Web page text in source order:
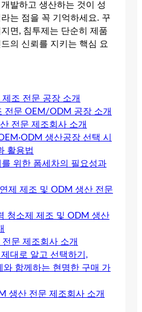
발하고 생산하는 것이 성
는 점을 꼭 기억하세요. 꾸
면, 침투제는 단순히 제품
의 신뢰를 지키는 핵심 요
조 전문 공장 소개
전문 OEM/ODM 공장 소개
전문 제조회사 소개
생산공장 선택 시
활용법
위한 폼세차의 필요성과
제 제조 및 ODM 생산 전문
청소제 제조 및 ODM 생산
문 제조회사 소개
대로 알고 선택하기,
와 함께하는 현명한 구매 가
생산 전문 제조회사 소개